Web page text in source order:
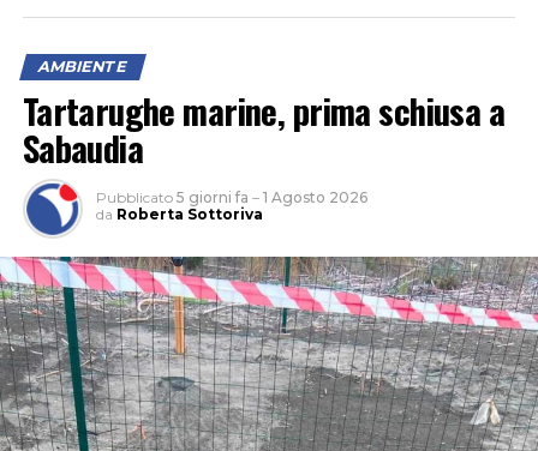
AMBIENTE
Tartarughe marine, prima schiusa a
Sabaudia
Pubblicato 5 giorni fa – 1 Agosto 2026
da Roberta Sottoriva